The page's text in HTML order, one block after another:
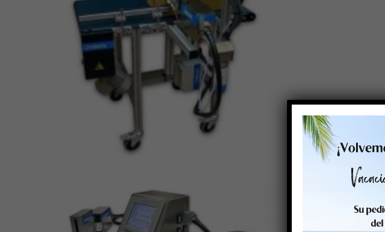
Impresora de alta